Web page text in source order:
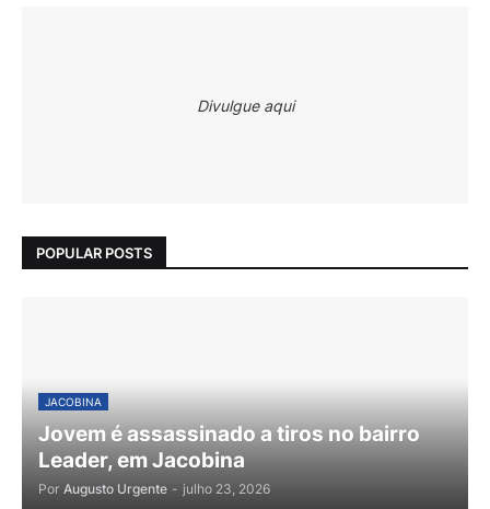
Divulgue aqui
POPULAR POSTS
JACOBINA
Jovem é assassinado a tiros no bairro
Leader, em Jacobina
Por Augusto Urgente - julho 23, 2026